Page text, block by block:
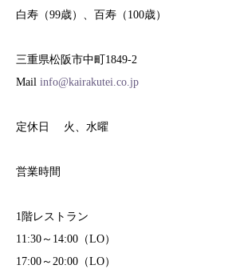
白寿（99歳）、百寿（100歳）
三重県松阪市中町1849-2
Mail info@kairakutei.co.jp
定休日 火、水曜
営業時間
1階レストラン
11:30～14:00（LO）
17:00～20:00（LO）